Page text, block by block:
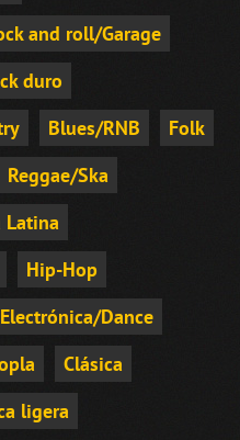
and roll/Garage
duro
Blues/RNB
Folk
Reggae/Ska
Latina
Hip-Hop
Electrónica/Dance
Clásica
ligera